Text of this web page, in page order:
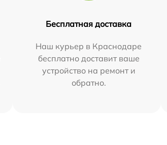
Бесплатная доставка
Наш курьер в Краснодаре
бесплатно доставит ваше
устройство на ремонт и
обратно.